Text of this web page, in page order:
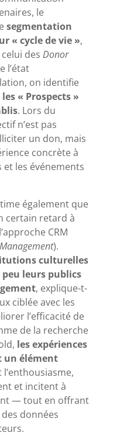
le
segmentation
« cycle de vie »,
desDonor
l’état
on identifie
« Prospects »
. Lors du
n’est pas
un don, mais
concrète à
les événements
également que
certain retard à
CRM
).
culturelles
leurs publics
, explique-t-
ciblée avec les
l’efficacité de
de la recherche
les expériences
un élément
et incitent à
— tout en offrant
données